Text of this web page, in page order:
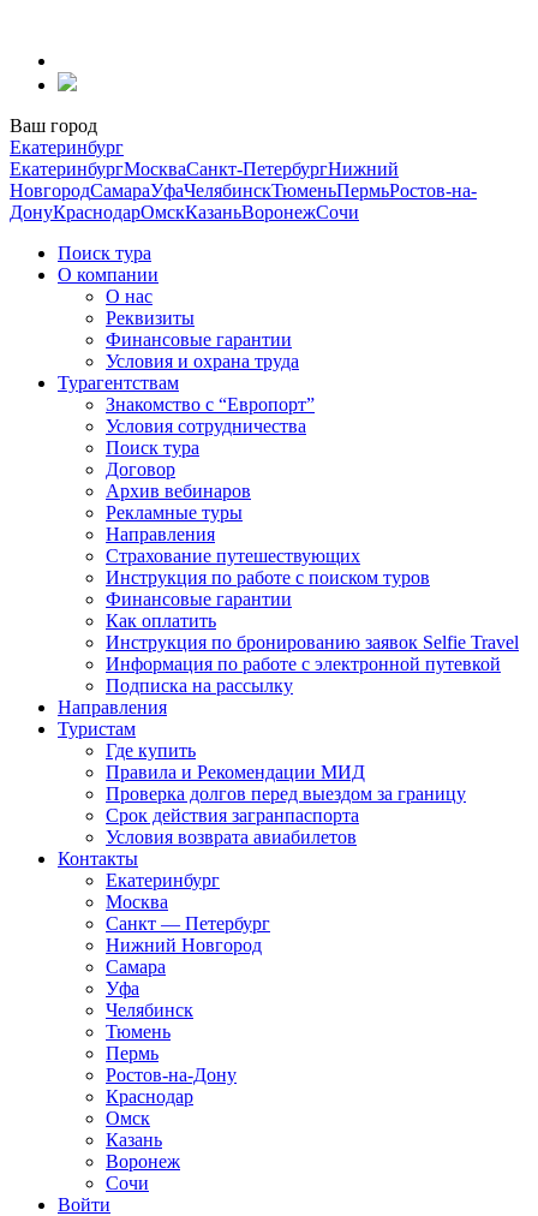
содержанию
Ваш город
Екатеринбург
ЕкатеринбургМоскваСанкт-ПетербургНижний
НовгородСамараУфаЧелябинскТюменьПермьРостов-на-
ДонуКраснодарОмскКазаньВоронежСочи
Поиск тура
О компании
О нас
Реквизиты
Финансовые гарантии
Условия и охрана труда
Турагентствам
Знакомство с “Европорт”
Условия сотрудничества
Поиск тура
Договор
Архив вебинаров
Рекламные туры
Направления
Страхование путешествующих
Инструкция по работе с поиском туров
Финансовые гарантии
Как оплатить
Инструкция по бронированию заявок Selfie Travel
Информация по работе с электронной путевкой
Подписка на рассылку
Направления
Туристам
Где купить
Правила и Рекомендации МИД
Проверка долгов перед выездом за границу
Срок действия загранпаспорта
Условия возврата авиабилетов
Контакты
Екатеринбург
Москва
Санкт — Петербург
Нижний Новгород
Самара
Уфа
Челябинск
Тюмень
Пермь
Ростов-на-Дону
Краснодар
Омск
Казань
Воронеж
Сочи
Войти